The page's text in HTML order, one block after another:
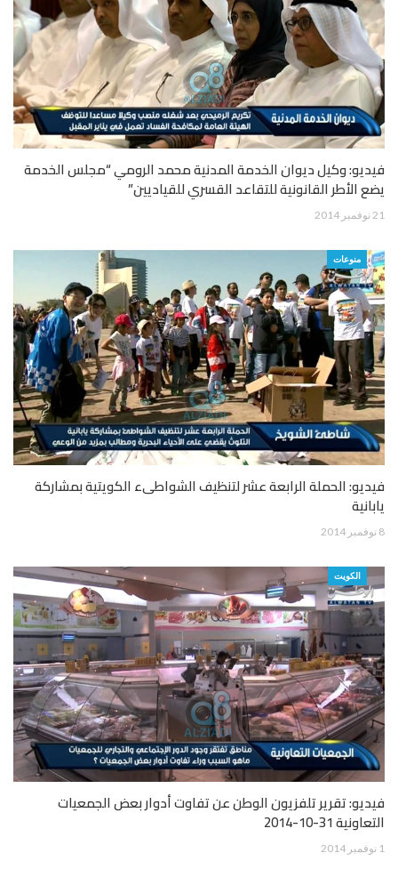
فيديو: وكيل ديوان الخدمة المدنية محمد الرومي “مجلس الخدمة
يضع الأطر القانونية للتقاعد القسري للقياديين”
21 نوفمبر 2014
منوعات
فيديو: الحملة الرابعة عشر لتنظيف الشواطىء الكويتية بمشاركة
يابانية
8 نوفمبر 2014
الكويت
فيديو: تقرير تلفزيون الوطن عن تفاوت أدوار بعض الجمعيات
التعاونية 31-10-2014
1 نوفمبر 2014